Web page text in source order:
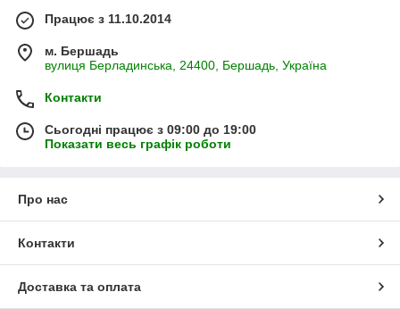
Працює з 11.10.2014
м. Бершадь
вулиця Берладинська, 24400, Бершадь, Україна
Контакти
Сьогодні працює з 09:00 до 19:00
Показати весь графік роботи
Про нас
Контакти
Доставка та оплата